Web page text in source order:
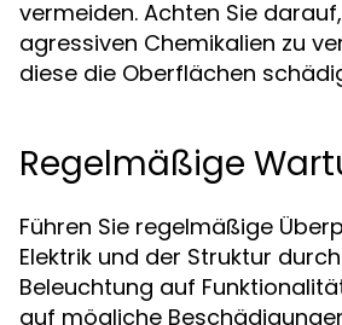
vermeiden. Achten Sie
agressiven Chemikalien zu
diese die Oberflächen
Regelmäßige
Führen Sie regelmäßige
Elektrik und der Struktur
Beleuchtung auf
auf mögliche